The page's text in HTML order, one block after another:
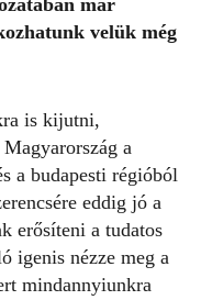
már
velük még
is kijutni,
a
a budapesti régióból
eddig jó a
erősíteni a tudatos
igenis nézze meg a
mindannyiunkra